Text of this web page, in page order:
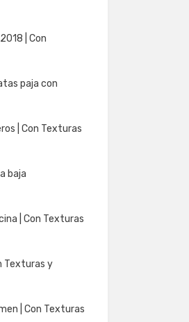
| Con
paja con
| Con Texturas
baja
| Con Texturas
Texturas y
| Con Texturas